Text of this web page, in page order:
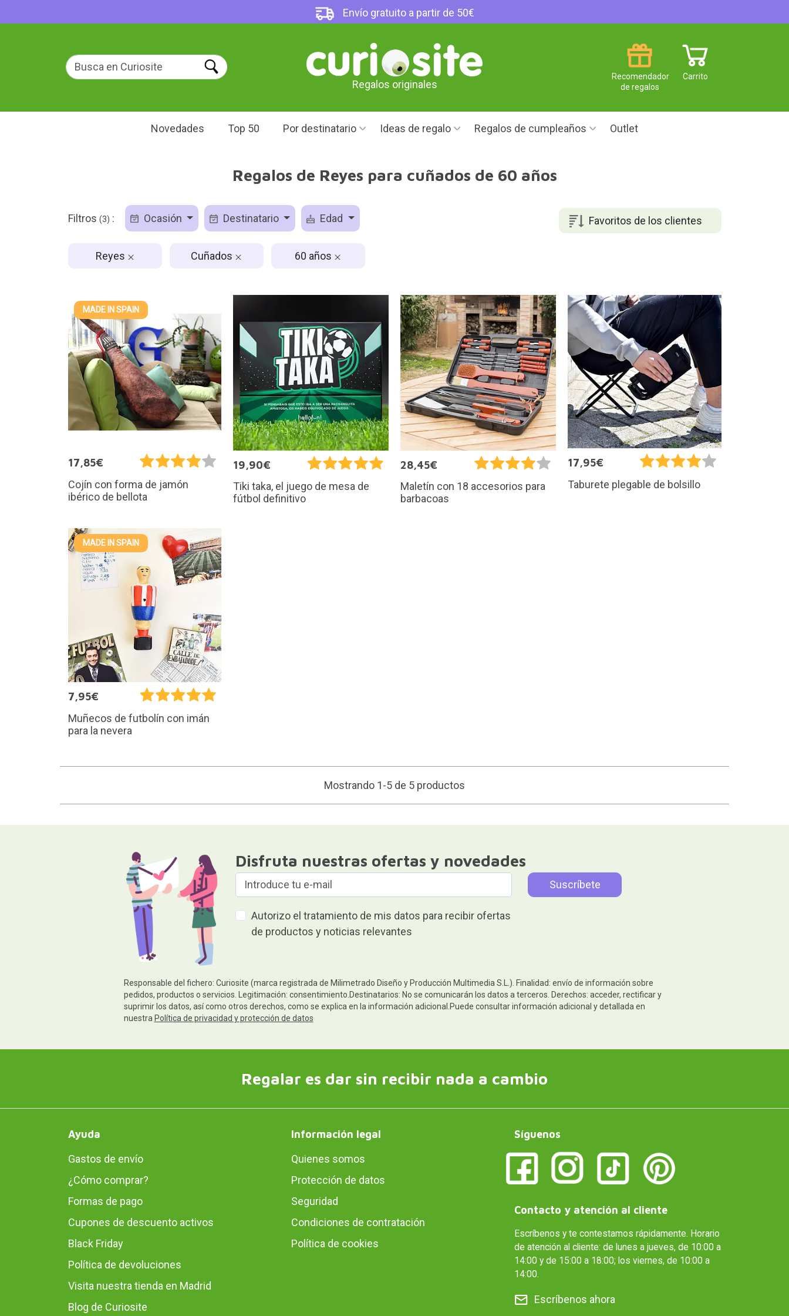
Envío gratuito a partir de 50€
Regalos originales
Carrito
Recomendador
de regalos
Novedades Top 50 Por destinatario Ideas de regalo Regalos de cumpleaños Outlet
Regalos de Reyes para cuñados de 60 años
Favoritos de los clientes
Filtros (3) : Ocasión Destinatario Edad
Reyes Cuñados 60 años
MADE IN SPAIN
17,85€
Cojín con forma de jamón
ibérico de bellota
19,90€
Tiki taka, el juego de mesa de
fútbol definitivo
28,45€
Maletín con 18 accesorios para
barbacoas
17,95€
Taburete plegable de bolsillo
MADE IN SPAIN
7,95€
Muñecos de futbolín con imán
para la nevera
Mostrando 1-5 de 5 productos
Disfruta nuestras ofertas y novedades
Autorizo el tratamiento de mis datos para recibir ofertas
de productos y noticias relevantes
Responsable del fichero: Curiosite (marca registrada de Milimetrado Diseño y Producción Multimedia S.L.). Finalidad: envío de información sobre
pedidos, productos o servicios. Legitimación: consentimiento.Destinatarios: No se comunicarán los datos a terceros. Derechos: acceder, rectificar y
suprimir los datos, así como otros derechos, como se explica en la información adicional.Puede consultar información adicional y detallada en
nuestra Política de privacidad y protección de datos
Regalar es dar sin recibir nada a cambio
Ayuda
Gastos de envío
¿Cómo comprar?
Formas de pago
Cupones de descuento activos
Black Friday
Política de devoluciones
Visita nuestra tienda en Madrid
Blog de Curiosite
Información legal
Quienes somos
Protección de datos
Seguridad
Condiciones de contratación
Política de cookies
Síguenos
Contacto y atención al cliente
Escríbenos y te contestamos rápidamente. Horario
de atención al cliente: de lunes a jueves, de 10:00 a
14:00 y de 15:00 a 18:00; los viernes, de 10:00 a
14:00.
Escríbenos ahora